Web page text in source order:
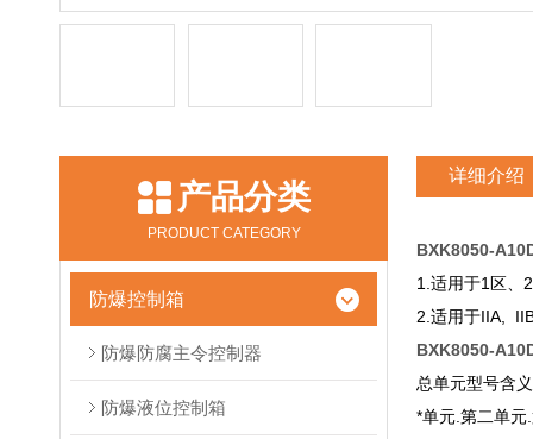
产品分类
PRODUCT CATEGORY
防爆控制箱
防爆防腐主令控制器
防爆液位控制箱
详细介绍
BXK8050-
1.适用于1区、
2.适用于IIA,
BXK8050-
总单元型号含
*单元.第二单